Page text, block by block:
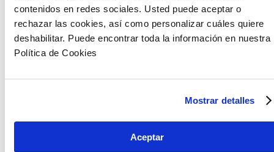
contenidos en redes sociales. Usted puede aceptar o
rechazar las cookies, así como personalizar cuáles quiere
deshabilitar. Puede encontrar toda la información en nuestra
Política de Cookies
Mostrar detalles
Aceptar